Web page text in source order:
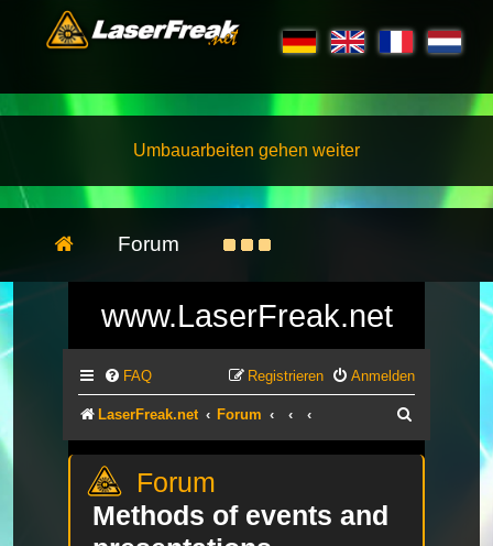
Umbauarbeiten gehen weiter
Forum
www.LaserFreak.net
FAQ Anmelden
Registrieren
LaserFreak.net Forum
Methods of events and